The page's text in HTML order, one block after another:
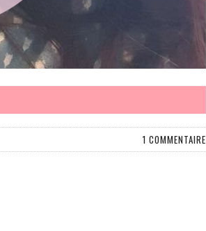
1 COMMENTAIRE